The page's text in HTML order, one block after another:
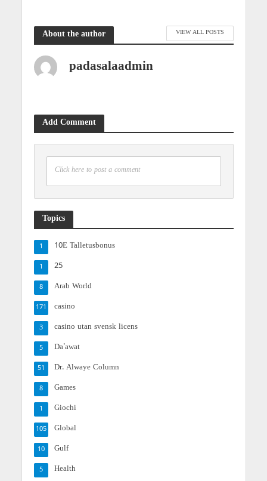
About the author VIEW ALL POSTS
padasalaadmin
Add Comment
Click here to post a comment
Topics
10E Talletusbonus
1
25
1
Arab World
8
casino
171
casino utan svensk licens
3
Da'awat
5
Dr. Alwaye Column
51
Games
8
Giochi
1
Global
105
Gulf
10
Health
5